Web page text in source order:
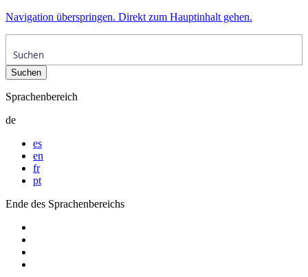
Navigation überspringen. Direkt zum Hauptinhalt gehen.
Sprachenbereich
de
es
en
fr
pt
Ende des Sprachenbereichs